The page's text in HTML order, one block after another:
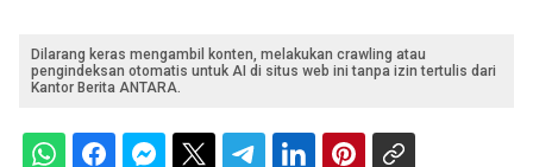
Dilarang keras mengambil konten, melakukan crawling atau
pengindeksan otomatis untuk AI di situs web ini tanpa izin tertulis dari
Kantor Berita ANTARA.